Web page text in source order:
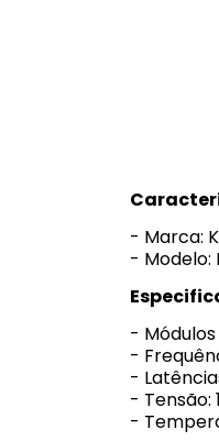
- Marca:
- Modelo:
- Módulos
-
-
- Tensão:
-